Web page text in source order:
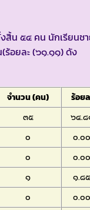
สิ้น ๕๔ คน นักเรียนช
อยละ (๖๑.๑๑) ดัง
จำนวน (คน)
ร้อย
๓๕
๖๔.
๐
๐.๐
๐
๐.๐
๑
๑.๘
๐
๐.๐